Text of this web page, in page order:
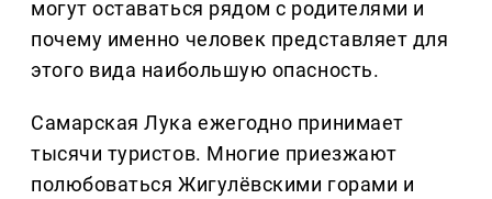
могут оставаться рядом с родителями и
почему именно человек представляет для
этого вида наибольшую опасность.
Самарская Лука ежегодно принимает
тысячи туристов. Многие приезжают
полюбоваться Жигулёвскими горами и